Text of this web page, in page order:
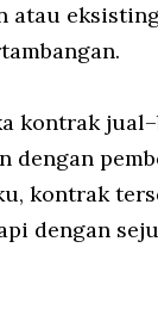
atau
kontrak
dengan
kontrak
dengan